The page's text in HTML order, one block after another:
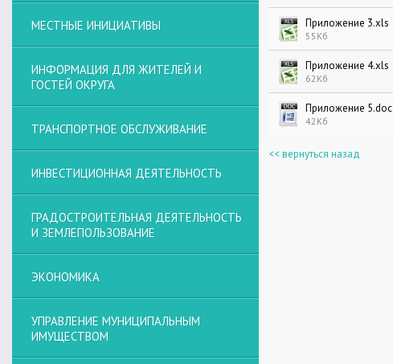
Приложение 3.xls
55Кб
Приложение 4.xls
62Кб
Приложение 5.doc
42Кб
<< вернуться назад
МЕСТНЫЕ ИНИЦИАТИВЫ
ИНФОРМАЦИЯ ДЛЯ ЖИТЕЛЕЙ И
ГОСТЕЙ ОКРУГА
ТРАНСПОРТНОЕ ОБСЛУЖИВАНИЕ
ИНВЕСТИЦИОННАЯ ДЕЯТЕЛЬНОСТЬ
ГРАДОСТРОИТЕЛЬНАЯ ДЕЯТЕЛЬНОСТЬ
И ЗЕМЛЕПОЛЬЗОВАНИЕ
ЭКОНОМИКА
УПРАВЛЕНИЕ МУНИЦИПАЛЬНЫМ
ИМУЩЕСТВОМ